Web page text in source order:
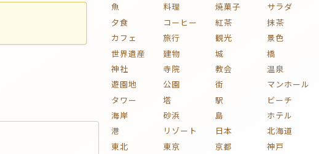
魚
料理 焼菓子
サラダ
夕食
コーヒー 紅茶
抹茶
カフェ
旅行 観光
景色
世界遺産
建物 城
橋
神社
寺院 教会
温泉
遊園地
公園 街
マンホール
タワー
塔 駅
ビーチ
海岸
砂浜 島
ホテル
港
リゾート 日本
北海道
東北
東京 京都
神戸